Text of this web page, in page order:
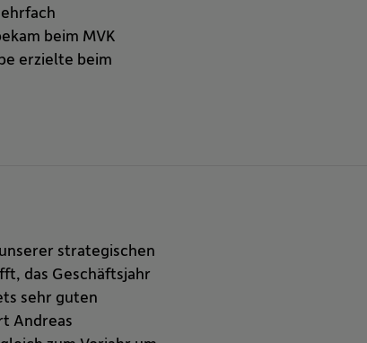
beim MVK
erzielte beim
strategischen
das Geschäftsjahr
sehr guten
Andreas